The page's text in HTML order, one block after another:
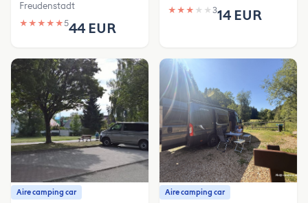
Freudenstadt
★ ★ ★ ★ ★544 EUR
★ ★ ★ ★ ★ 314 EUR
Aire camping car Aire camping car